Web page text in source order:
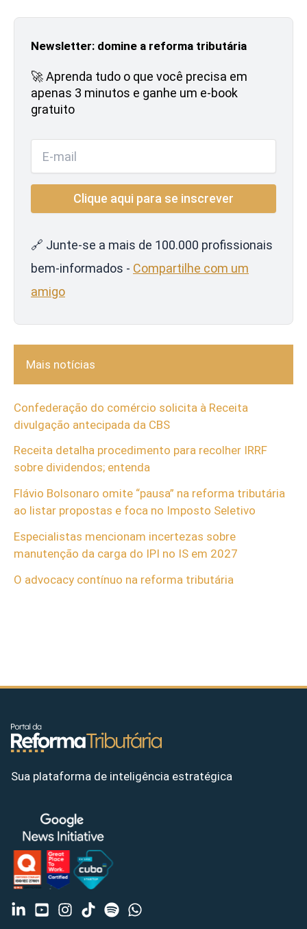
Newsletter: domine a reforma tributária
🚀 Aprenda tudo o que você precisa em
apenas 3 minutos e ganhe um e-book
gratuito
🔗 Junte-se a mais de 100.000 profissionais
bem-informados - Compartilhe com um
amigo
Mais notícias
Confederação do comércio solicita à Receita
divulgação antecipada da CBS
Receita detalha procedimento para recolher IRRF
sobre dividendos; entenda
Flávio Bolsonaro omite “pausa” na reforma tributária
ao listar propostas e foca no Imposto Seletivo
Especialistas mencionam incertezas sobre
manutenção da carga do IPI no IS em 2027
O advocacy contínuo na reforma tributária
Sua plataforma de inteligência estratégica